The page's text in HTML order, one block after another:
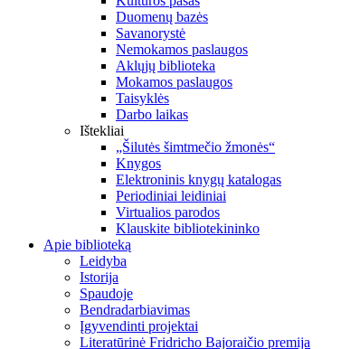
Duomenų bazės
Savanorystė
Nemokamos paslaugos
Aklųjų biblioteka
Mokamos paslaugos
Taisyklės
Darbo laikas
Ištekliai
„Šilutės šimtmečio žmonės“
Knygos
Elektroninis knygų katalogas
Periodiniai leidiniai
Virtualios parodos
Klauskite bibliotekininko
Apie biblioteką
Leidyba
Istorija
Spaudoje
Bendradarbiavimas
Įgyvendinti projektai
Literatūrinė Fridricho Bajoraičio premija